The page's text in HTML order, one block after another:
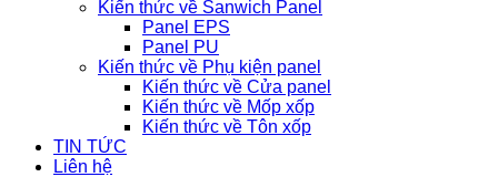
Kiến thức về Sanwich Panel
Panel EPS
Panel PU
Kiến thức về Phụ kiện panel
Kiến thức về Cửa panel
Kiến thức về Mốp xốp
Kiến thức về Tôn xốp
TIN TỨC
Liên hệ